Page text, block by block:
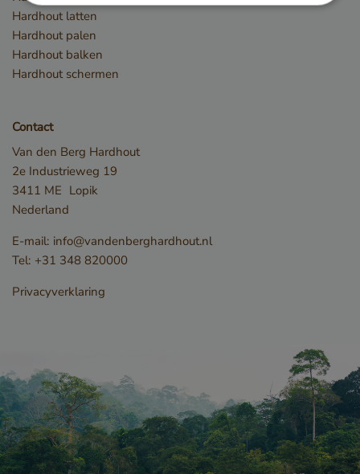
Hardhout latten
Hardhout palen
Hardhout balken
Hardhout schermen
Contact
Van den Berg Hardhout
2e Industrieweg 19
3411 ME Lopik
Nederland
E-mail: info@vandenberghardhout.nl
Tel: +31 348 820000
Privacyverklaring
Strikt noodzakelijk
kernfunctionaliteiten van de website mogelijk, zoals
__cf_bm
_GRECAPTCHA
www.google.com